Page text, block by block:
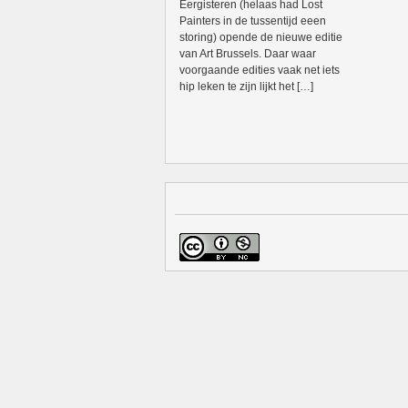
Eergisteren (helaas had Lost
Painters in de tussentijd eeen
storing) opende de nieuwe editie
van Art Brussels. Daar waar
voorgaande edities vaak net iets
hip leken te zijn lijkt het […]